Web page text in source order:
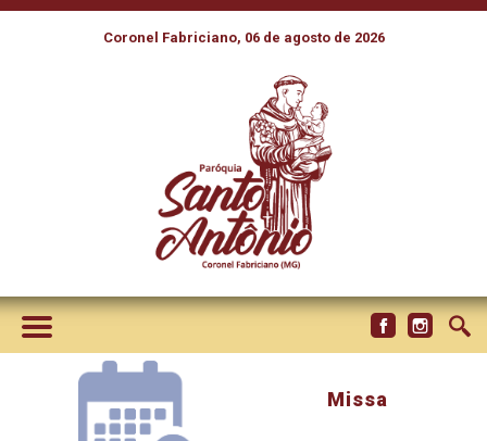
Coronel Fabriciano, 06 de agosto de 2026
Missa